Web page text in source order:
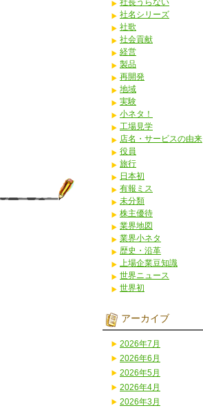
社長うらない
社名シリーズ
社歌
社会貢献
経営
製品
再開発
地域
実験
小ネタ！
工場見学
店名・サービスの由来
役員
旅行
日本初
有報ミス
未分類
株主優待
業界地図
業界小ネタ
歴史・沿革
上場企業豆知識
世界ニュース
世界初
アーカイブ
2026年7月
2026年6月
2026年5月
2026年4月
2026年3月